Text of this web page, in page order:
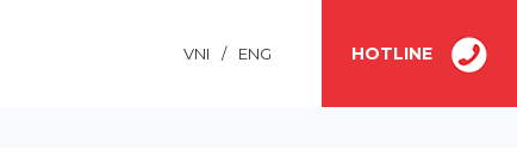
VNI / ENG HOTLINE